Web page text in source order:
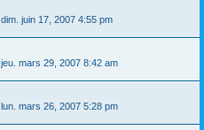
dim. juin 17, 2007 4:55 pm
jeu. mars 29, 2007 8:42 am
lun. mars 26, 2007 5:28 pm